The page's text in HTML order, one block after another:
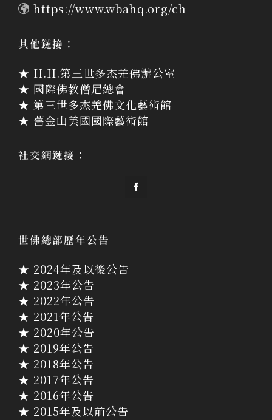
https://www.wbahq.org/ch
其他鏈接：
★ H.H.第三世多杰羌佛辦公室
★ 國際佛教僧尼總會
★ 第三世多杰羌佛文化藝術館
★ 舊金山美國國際藝術館
社交網鏈接：
世佛總部歷年公告
★ 2024年及以後公告
★ 2023年公告
★ 2022年公告
★ 2021年公告
★ 2020年公告
★ 2019年公告
★ 2018年公告
★ 2017年公告
★ 2016年公告
★ 2015年及以前公告